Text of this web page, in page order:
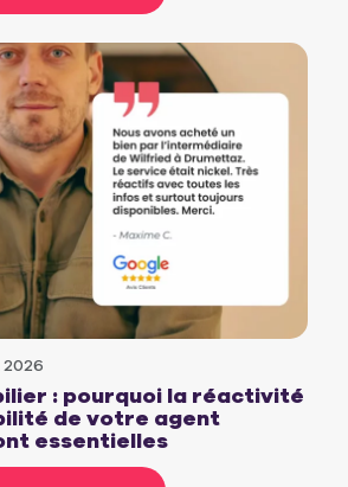
2026
: pourquoi la réactivité
de votre agent
essentielles